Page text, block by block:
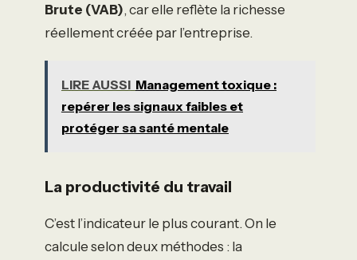
Brute (VAB), car elle reflète la richesse
réellement créée par l’entreprise.
LIRE AUSSI Management toxique :
repérer les signaux faibles et
protéger sa santé mentale
La productivité du travail
C’est l’indicateur le plus courant. On le
calcule selon deux méthodes : la